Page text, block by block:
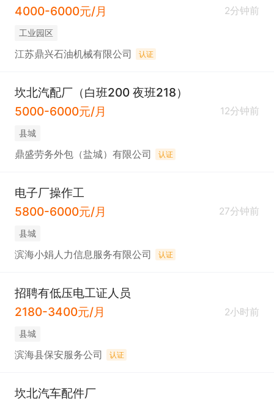
4000-6000元/月
2分钟前
工业园区
江苏鼎兴石油机械有限公司 认证
坎北汽配厂（白班200 夜班218）
5000-6000元/月
12分钟前
县城
鼎盛劳务外包（盐城）有限公司 认证
电子厂操作工
5800-6000元/月
27分钟前
县城
滨海小娟人力信息服务有限公司 认证
招聘有低压电工证人员
2180-3400元/月
2小时前
县城
滨海县保安服务公司 认证
坎北汽车配件厂